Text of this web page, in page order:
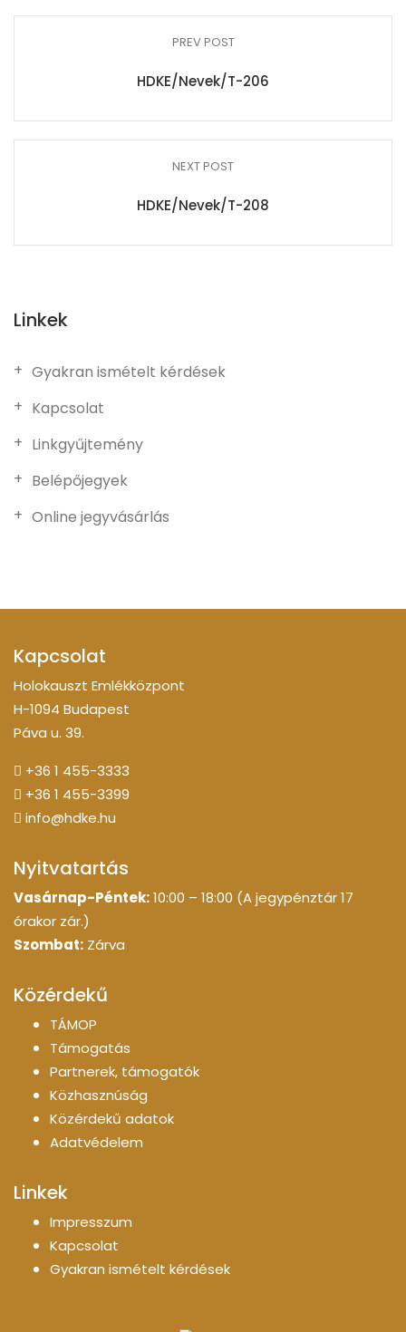
PREV POST
HDKE/Nevek/T-206
NEXT POST
HDKE/Nevek/T-208
Linkek
Gyakran ismételt kérdések
Kapcsolat
Linkgyűjtemény
Belépőjegyek
Online jegyvásárlás
Kapcsolat
Holokauszt Emlékközpont
H-1094 Budapest
Páva u. 39.
+36 1 455-3333
+36 1 455-3399
info@hdke.hu
Nyitvatartás
Vasárnap-Péntek:10:00 – 18:00 (A jegypénztár 17
órakor zár.)
Szombat: Zárva
Közérdekű
TÁMOP
Támogatás
Partnerek, támogatók
Közhasznúság
Közérdekű adatok
Adatvédelem
Linkek
Impresszum
Kapcsolat
Gyakran ismételt kérdések